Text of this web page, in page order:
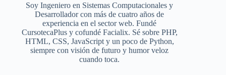
Soy Ingeniero en Sistemas Computacionales y
Desarrollador con más de cuatro años de
experiencia en el sector web. Fundé
CursotecaPlus y cofundé Facialix. Sé sobre PHP,
HTML, CSS, JavaScript y un poco de Python,
siempre con visión de futuro y humor veloz
cuando toca.